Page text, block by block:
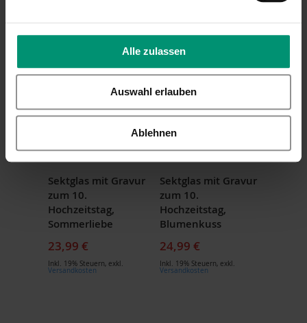
Alle zulassen
Auswahl erlauben
Ablehnen
Inkl. 19% Steuern,exkl. Inkl. 19% Steuern,exkl.
Sektglas mit Gravur
zum 10.
Hochzeitstag,
Sommerliebe
23,99 €
Inkl. 19% Steuern, exkl.
Versandkosten
Sektglas mit Gravur
zum 10.
Hochzeitstag,
Blumenkuss
24,99 €
Inkl. 19% Steuern, exkl.
Versandkosten